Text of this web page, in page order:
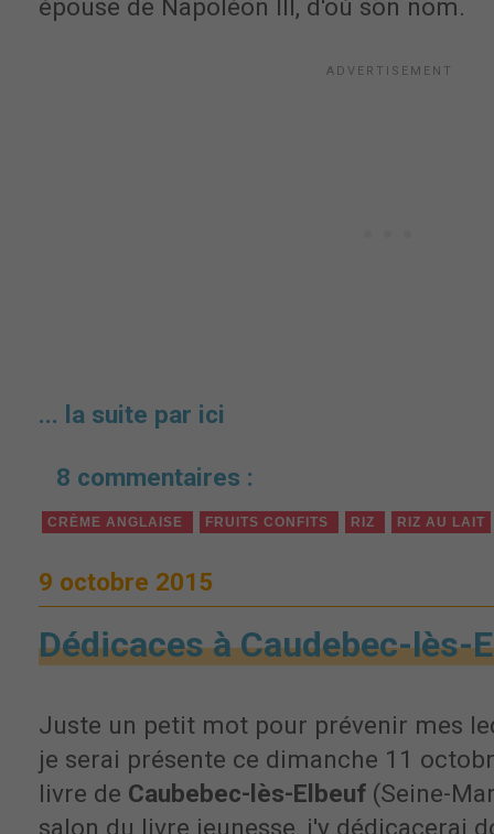
épouse de Napoléon III, d'où son nom.
... la suite par ici
8 commentaires :
CRÈME ANGLAISE FRUITS CONFITS RIZ RIZ AU LAIT
9 octobre 2015
Dédicaces à Caudebec-lès-
Juste un petit mot pour prévenir mes
je serai présente ce dimanche 11
livre de Caubebec-lès-Elbeuf (Seine-
salon du livre jeunesse, j'y dédicacerai